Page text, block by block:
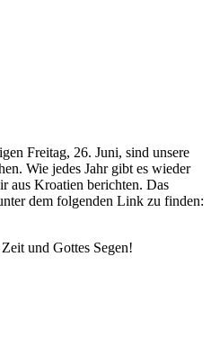
Freitag, 26. Juni, sind unsere
Wie jedes Jahr gibt es wieder
aus Kroatien berichten. Das
dem folgenden Link zu finden:
und Gottes Segen!